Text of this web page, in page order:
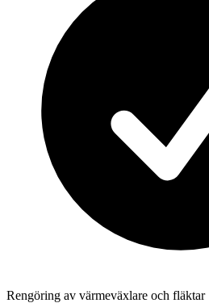
Rengöring av värmeväxlare och fläktar